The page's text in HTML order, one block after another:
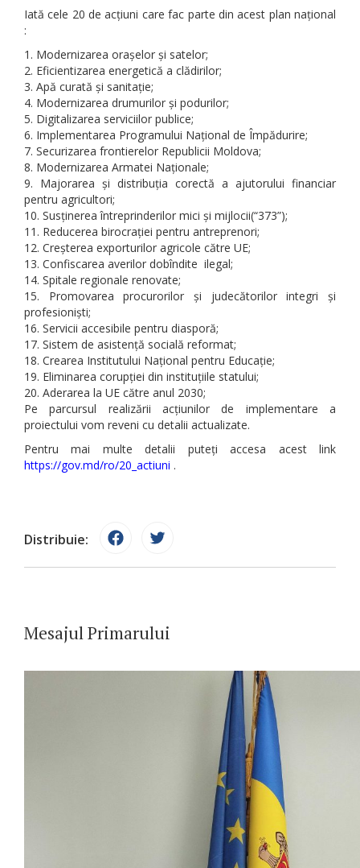
Iată cele 20 de acțiuni care fac parte din acest plan național
:
Modernizarea orașelor și satelor;
Eficientizarea energetică a clădirilor;
Apă curată și sanitație;
Modernizarea drumurilor și podurilor;
Digitalizarea serviciilor publice;
Implementarea Programului Național de Împădurire;
Securizarea frontierelor Republicii Moldova;
Modernizarea Armatei Naționale;
Majorarea și distribuția corectă a ajutorului financiar
pentru agricultori;
Susținerea întreprinderilor mici și mijlocii(“373”);
Reducerea birocrației pentru antreprenori;
Creșterea exporturilor agricole către UE;
Confiscarea averilor dobîndite ilegal;
Spitale regionale renovate;
Promovarea procurorilor și judecătorilor integri și
profesioniști;
Servicii accesibile pentru diasporă;
Sistem de asistență socială reformat;
Crearea Institutului Național pentru Educație;
Eliminarea corupției din instituțiile statului;
Aderarea la UE către anul 2030;
Pe parcursul realizării acțiunilor de implementare a
proiectului vom reveni cu detalii actualizate.
Pentru mai multe detalii puteți accesa acest link
https://gov.md/ro/20_actiuni .
Distribuie:
Mesajul Primarului